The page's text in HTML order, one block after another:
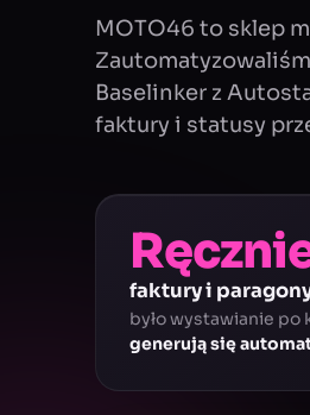
MOTO46 to sklep
Baselinker z
faktury i statusy
faktury i
było wystawianie po
generują się